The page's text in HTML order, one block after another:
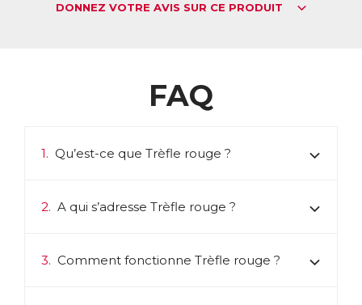
DONNEZ VOTRE AVIS SUR CE PRODUIT
FAQ
1. Qu’est-ce que Trèfle rouge ?
2. A qui s’adresse Trèfle rouge ?
3. Comment fonctionne Trèfle rouge ?